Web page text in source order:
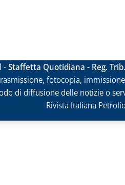
-Staffetta Quotidiana - Reg.
fotocopia,
di diffusione delle notizie o
Rivista Italiana